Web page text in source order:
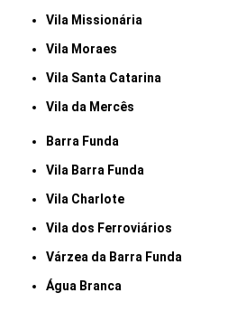
Vila Missionária
Vila Moraes
Vila Santa Catarina
Vila da Mercês
Barra Funda
Vila Barra Funda
Vila Charlote
Vila dos Ferroviários
Várzea da Barra Funda
Água Branca